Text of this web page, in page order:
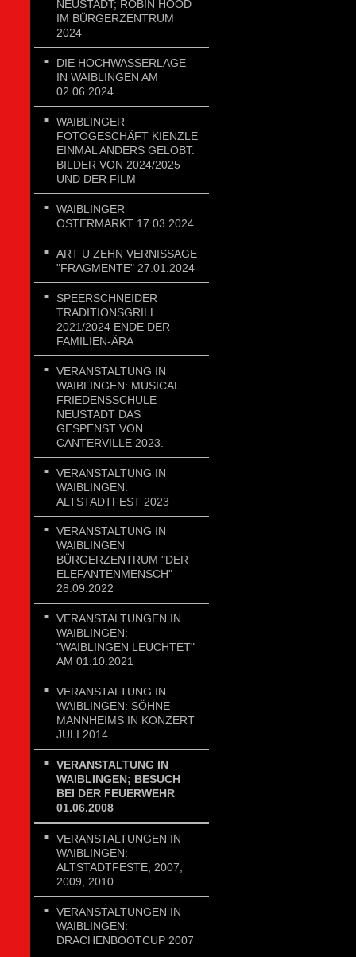
NEUSTADT; ROBIN HOOD
IM BÜRGERZENTRUM
2024
DIE HOCHWASSERLAGE
IN WAIBLINGEN AM
02.06.2024
WAIBLINGER
FOTOGESCHÄFT KIENZLE
EINMAL ANDERS GELOBT.
BILDER VON 2024/2025
UND DER FILM
WAIBLINGER
OSTERMARKT 17.03.2024
ART U ZEHN VERNISSAGE
"FRAGMENTE" 27.01.2024
SPEERSCHNEIDER
TRADITIONSGRILL
2021/2024 ENDE DER
FAMILIEN-ÄRA
VERANSTALTUNG IN
WAIBLINGEN: MUSICAL
FRIEDENSSCHULE
NEUSTADT DAS
GESPENST VON
CANTERVILLE 2023.
VERANSTALTUNG IN
WAIBLINGEN:
ALTSTADTFEST 2023
VERANSTALTUNG IN
WAIBLINGEN
BÜRGERZENTRUM "DER
ELEFANTENMENSCH"
28.09.2022
VERANSTALTUNGEN IN
WAIBLINGEN:
"WAIBLINGEN LEUCHTET"
AM 01.10.2021
VERANSTALTUNG IN
WAIBLINGEN: SÖHNE
MANNHEIMS IN KONZERT
JULI 2014
VERANSTALTUNG IN
WAIBLINGEN; BESUCH
BEI DER FEUERWEHR
01.06.2008
VERANSTALTUNGEN IN
WAIBLINGEN:
ALTSTADTFESTE; 2007,
2009, 2010
VERANSTALTUNGEN IN
WAIBLINGEN:
DRACHENBOOTCUP 2007